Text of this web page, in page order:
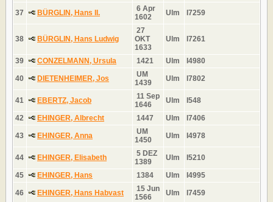
37 BÜRGLIN, Hans II.
6 Apr
1602
Ulm I7259
38 BÜRGLIN, Hans Ludwig
27
OKT
1633
Ulm I7261
39 CONZELMANN, Ursula 1421 Ulm I4980
40 DIETENHEIMER, Jos
UM
1439
Ulm I7802
41 EBERTZ, Jacob
11 Sep
1646
Ulm I548
42 EHINGER, Albrecht 1447 Ulm I7406
43 EHINGER, Anna
UM
1450
Ulm I4978
44 EHINGER, Elisabeth
5 DEZ
1389
Ulm I5210
45 EHINGER, Hans 1384 Ulm I4995
46 EHINGER, Hans Habvast
15 Jun
1566
Ulm I7459